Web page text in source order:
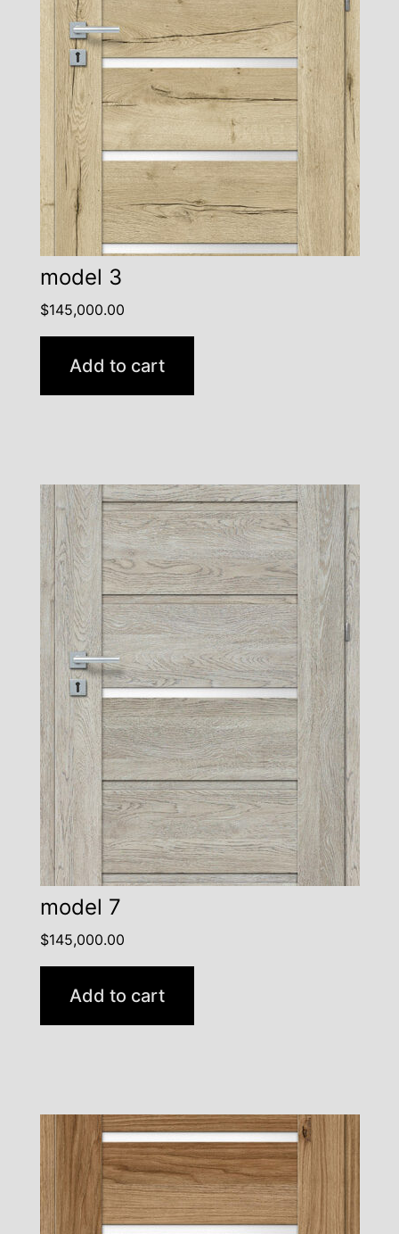
model 3
$145,000.00
Add to cart
model 7
$145,000.00
Add to cart